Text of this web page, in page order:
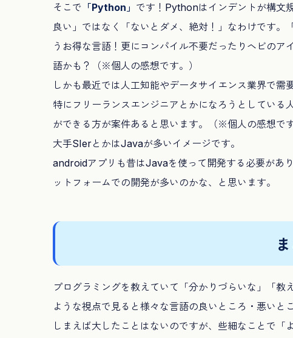
そこで 「Python」 です！Pythonはインデントが構文
良い」ではなく「ないとダメ、絶対！」なわけです
うお得な言語！更にコンパイル不要だったりヘビの
語かも？（※個人の感想です。）
しかも最近では人工知能やデータサイエンス業界で
特にフリーランスエンジニアとかになろうとしてい
ができる方が案件あると思います。（※個人の感想です
大手SIerとかはJavaが多いイメージです。
androidアプリも昔はJavaを使って開発する必要があ
ットフォームでの開発が多いのかな、と思います。
プログラミングを教えていて「分かりづらいな」「
ような視点で見ると様々な言語の良いところ・悪い
しまえば大したことはないのですが、些細なことで